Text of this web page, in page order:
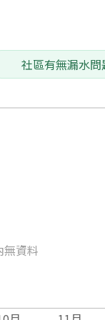
社區有無漏水問
無資料